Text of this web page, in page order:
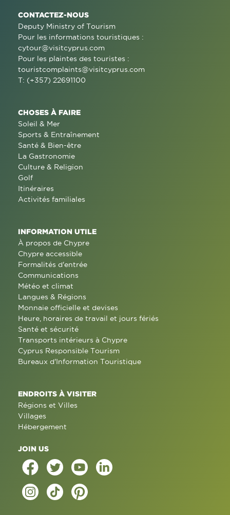
CONTACTEZ-NOUS
Deputy Ministry of Tourism
Pour les informations touristiques :
cytour@visitcyprus.com
Pour les plaintes des touristes :
touristcomplaints@visitcyprus.com
T: (+357) 22691100
CHOSES À FAIRE
Soleil & Mer
Sports & Entraînement
Santé & Bien-être
La Gastronomie
Culture & Religion
Golf
Itinéraires
Activités familiales
INFORMATION UTILE
À propos de Chypre
Chypre accessible
Formalités d'entrée
Communications
Météo et climat
Langues & Régions
Monnaie officielle et devises
Heure, horaires de travail et jours fériés
Santé et sécurité
Transports intérieurs à Chypre
Cyprus Responsible Tourism
Bureaux d'Information Touristique
ENDROITS À VISITER
Régions et Villes
Villages
Hébergement
JOIN US